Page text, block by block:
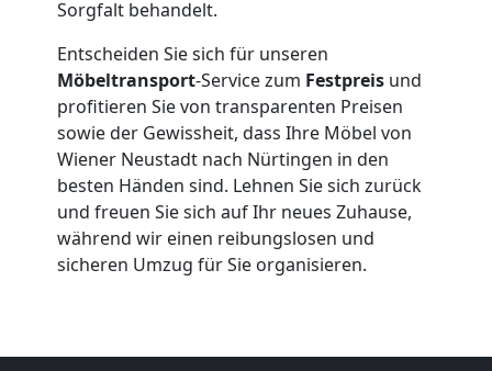
Sorgfalt behandelt.
Entscheiden Sie sich für unseren
Möbeltransport-Service zum Festpreis und
profitieren Sie von transparenten Preisen
sowie der Gewissheit, dass Ihre Möbel von
Wiener Neustadt nach Nürtingen in den
besten Händen sind. Lehnen Sie sich zurück
und freuen Sie sich auf Ihr neues Zuhause,
während wir einen reibungslosen und
sicheren Umzug für Sie organisieren.
Expressumzug
Wiener
Neustadt
Tragehilfe
Wiener